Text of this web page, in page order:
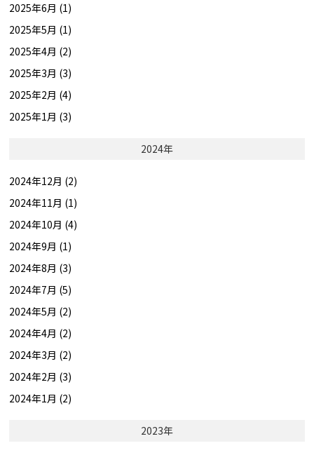
2025年6月 (1)
2025年5月 (1)
2025年4月 (2)
2025年3月 (3)
2025年2月 (4)
2025年1月 (3)
2024年
2024年12月 (2)
2024年11月 (1)
2024年10月 (4)
2024年9月 (1)
2024年8月 (3)
2024年7月 (5)
2024年5月 (2)
2024年4月 (2)
2024年3月 (2)
2024年2月 (3)
2024年1月 (2)
2023年